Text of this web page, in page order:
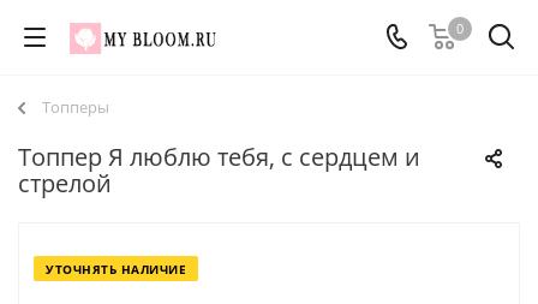
0
Топперы
Топпер Я люблю тебя, с сердцем и
стрелой
УТОЧНЯТЬ НАЛИЧИЕ